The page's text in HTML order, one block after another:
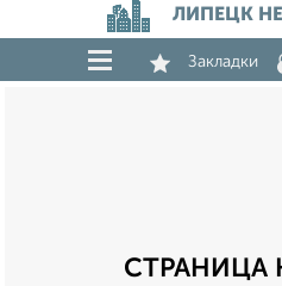
ЛИПЕЦК
Закладки
СТРАНИЦА